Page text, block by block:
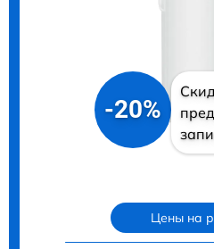
-20%
Цены на